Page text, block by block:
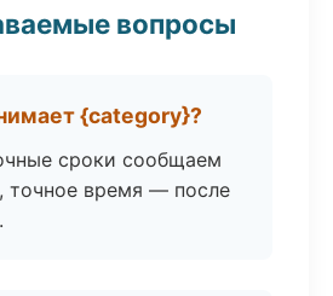
вопросы
{category}?
сроки сообщаем
точное время — после